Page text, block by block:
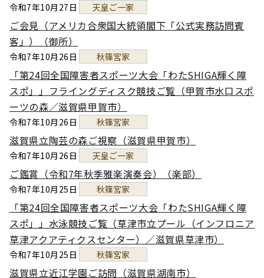
令和7年10月27日 天皇ご一家
ご会見（アメリカ合衆国大統領閣下「公式実務訪問賓
客」）（御所）
令和7年10月26日 秋篠宮家
「第24回全国障害者スポーツ大会「わたSHIGA輝く障
スポ」」フライングディスク競技ご覧（甲賀市水口スポ
ーツの森／滋賀県甲賀市）
令和7年10月26日 秋篠宮家
滋賀県立陶芸の森ご視察（滋賀県甲賀市）
令和7年10月26日 天皇ご一家
ご鑑賞（令和7年秋季雅楽演奏会）（楽部）
令和7年10月25日 秋篠宮家
「第24回全国障害者スポーツ大会「わたSHIGA輝く障
スポ」」水泳競技ご覧（草津市立プール（インフロニア
草津アクアティクスセンター）／滋賀県草津市）
令和7年10月25日 秋篠宮家
滋賀県立近江学園ご訪問（滋賀県湖南市）